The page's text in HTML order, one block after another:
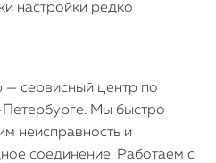
настройки редко
— сервисный центр по
Мы быстро
неисправность и
соединение. Работаем с